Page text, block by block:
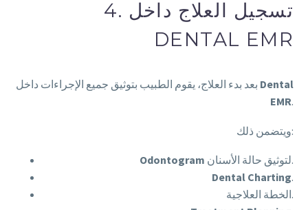
4. تسجيل العلاج داخل
DENTAL EMR
Dental
EMR.
ويتضمن ذلك:
Odontogram
لتوثيق حالة الأسنان.
Dental Charting.
الخطة العلاجية.